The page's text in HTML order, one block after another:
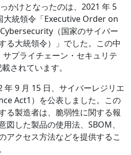
かけとなったのは、2021 年 5
大統領令「Executive Order on
（国家のサイバー
る大統領令）」でした。この中
プライチェーン・セキュリテ
されています。
年 9 月 15 日、サイバーレジリエ
Act1）を公表しました。この
る製造者は、脆弱性に関する報
した製品の使用法、SBOM、
アクセス方法などを提供するこ